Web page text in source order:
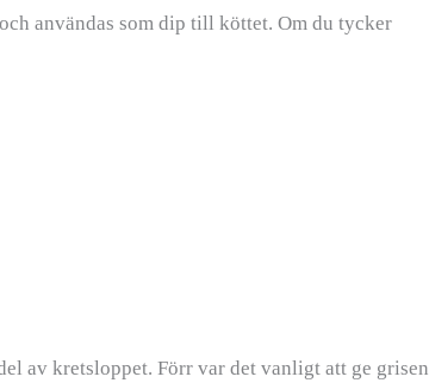
användas som dip till köttet. Om du tycker
av kretsloppet. Förr var det vanligt att ge grisen